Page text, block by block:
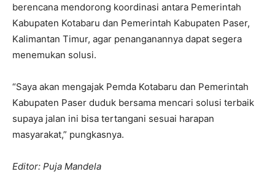
berencana mendorong koordinasi antara Pemerintah
Kabupaten Kotabaru dan Pemerintah Kabupaten Paser,
Kalimantan Timur, agar penanganannya dapat segera
menemukan solusi.
“Saya akan mengajak Pemda Kotabaru dan Pemerintah
Kabupaten Paser duduk bersama mencari solusi terbaik
supaya jalan ini bisa tertangani sesuai harapan
masyarakat,” pungkasnya.
Editor: Puja Mandela